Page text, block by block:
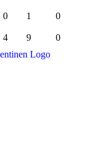
0 1 0
4 9 0